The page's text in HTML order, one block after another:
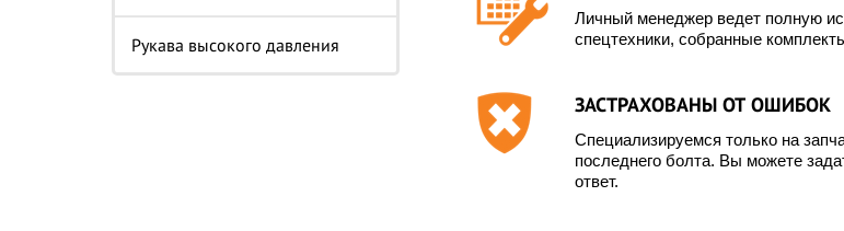
Рукава высокого давления
Личный менеджер ведет полную
спецтехники, собранные
ЗАСТРАХОВАНЫ ОТ ОШИБОК
Специализируемся только на
последнего болта. Вы можете
ответ.